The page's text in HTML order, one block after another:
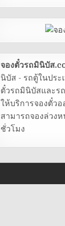
จองตั๋วรถมินิบัส
นิบัส - รถตู้ในประ
ตั๋วรถมินิบัสและร
ให้บริการจองตั๋ว
สามารถจองล่วง
ชั่วโมง